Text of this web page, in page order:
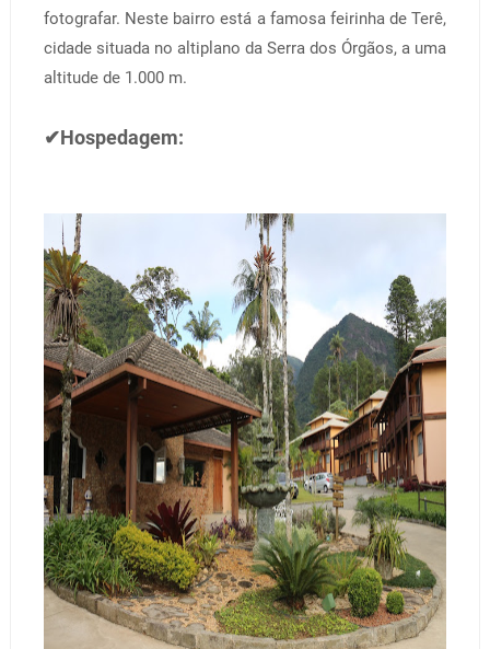
fotografar. Neste bairro está a famosa feirinha de Terê,
cidade situada no altiplano da Serra dos Órgãos, a uma
altitude de 1.000 m.
✔Hospedagem: